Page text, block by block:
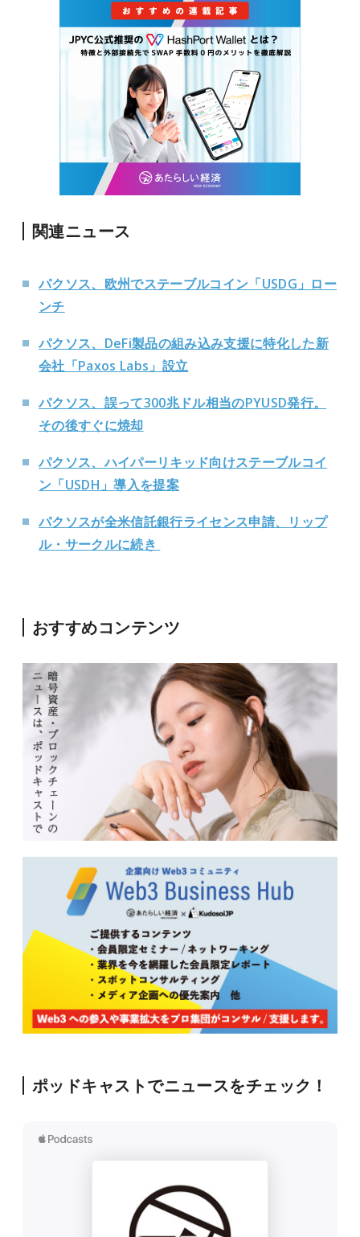
関連ニュース
パクソス、欧州でステーブルコイン「USDG」ロー
ンチ
パクソス、DeFi製品の組み込み支援に特化した新
会社「Paxos Labs」設立
パクソス、誤って300兆ドル相当のPYUSD発行。
その後すぐに焼却
パクソス、ハイパーリキッド向けステーブルコイ
ン「USDH」導入を提案
パクソスが全米信託銀行ライセンス申請、リップ
ル・サークルに続き
おすすめコンテンツ
ポッドキャストでニュースをチェック！